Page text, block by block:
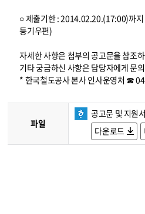
○ 제출기한 : 2014.02.20.(17:00)까지
등기우편)
자세한 사항은 첨부의 공고문을 참조
기타 궁금하신 사항은 담당자에게 문
* 한국철도공사 본사 인사운영처 ☎
파일
공고문 및 지원
다운로드